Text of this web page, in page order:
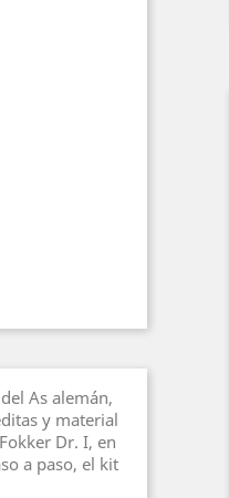
As alemán,
y material
Dr. I, en
a paso, el kit